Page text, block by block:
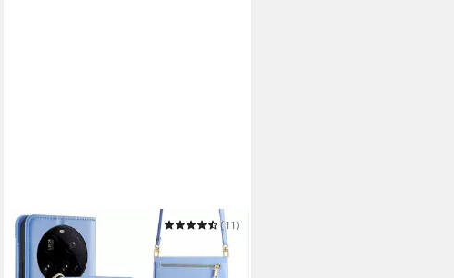
BETTERFON
Handykette mit Portemonnaie für
Xiaomi 17T - Handykette mit 5
(11)